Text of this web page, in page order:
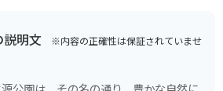
明文 ※内容の正確性は保証されていませ